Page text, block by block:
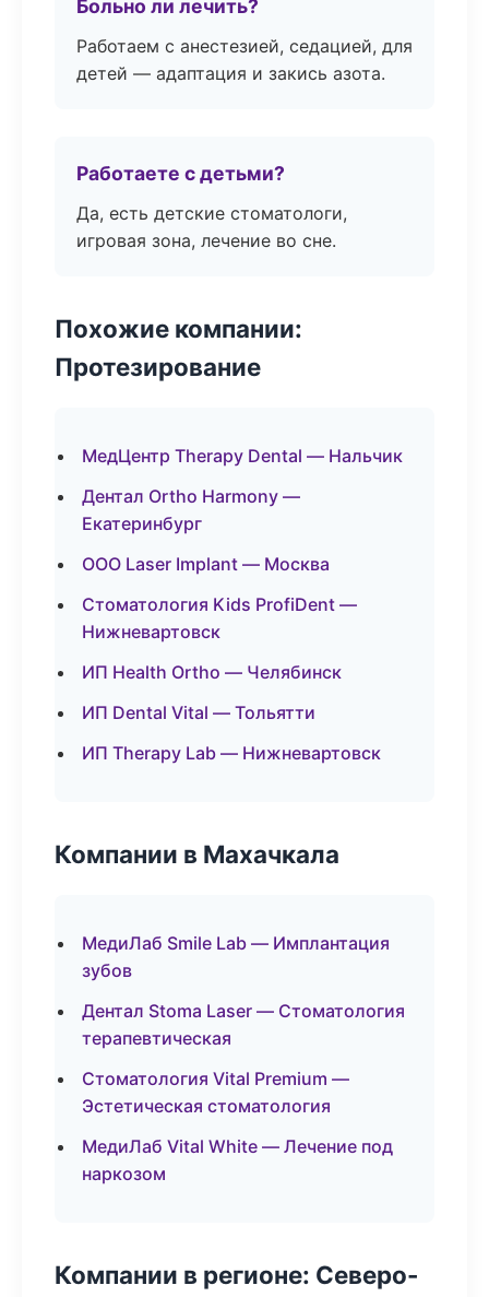
Больно ли лечить?
Работаем с анестезией, седацией, для
детей — адаптация и закись азота.
Работаете с детьми?
Да, есть детские стоматологи,
игровая зона, лечение во сне.
Похожие компании:
Протезирование
МедЦентр Therapy Dental — Нальчик
Дентал Ortho Harmony —
Екатеринбург
ООО Laser Implant — Москва
Стоматология Kids ProfiDent —
Нижневартовск
ИП Health Ortho — Челябинск
ИП Dental Vital — Тольятти
ИП Therapy Lab — Нижневартовск
Компании в Махачкала
МедиЛаб Smile Lab — Имплантация
зубов
Дентал Stoma Laser — Стоматология
терапевтическая
Стоматология Vital Premium —
Эстетическая стоматология
МедиЛаб Vital White — Лечение под
наркозом
Компании в регионе: Северо-